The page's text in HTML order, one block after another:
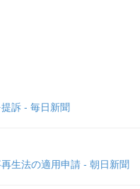
訴 - 毎日新聞
生法の適用申請 - 朝日新聞